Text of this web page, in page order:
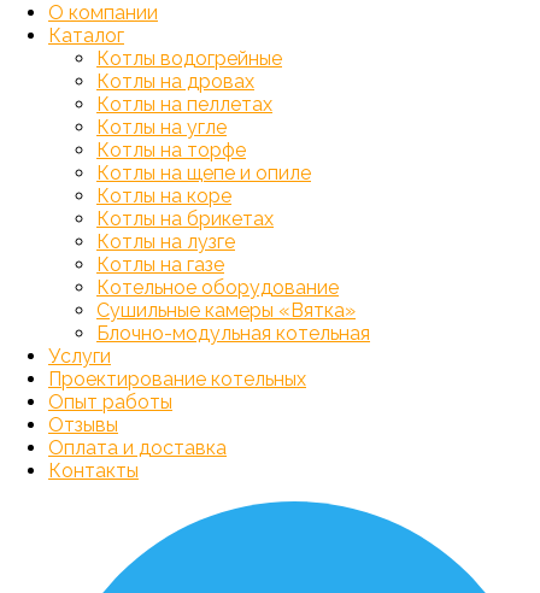
О компании
Каталог
Котлы водогрейные
Котлы на дровах
Котлы на пеллетах
Котлы на угле
Котлы на торфе
Котлы на щепе и опиле
Котлы на коре
Котлы на брикетах
Котлы на лузге
Котлы на газе
Котельное оборудование
Сушильные камеры «Вятка»
Блочно-модульная котельная
Услуги
Проектирование котельных
Опыт работы
Отзывы
Оплата и доставка
Контакты